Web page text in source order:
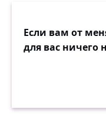
Если вам от
для вас ничего